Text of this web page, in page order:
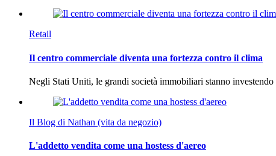
Retail
Il centro commerciale diventa una fortezza contro il clima
Negli Stati Uniti, le grandi società immobiliari stanno
Il Blog di Nathan (vita da negozio)
L'addetto vendita come una hostess d'aereo